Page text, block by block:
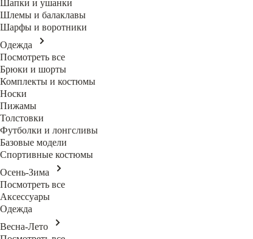
Шапки и ушанки
Шлемы и балаклавы
Шарфы и воротники
Одежда
Посмотреть все
Брюки и шорты
Комплекты и костюмы
Носки
Пижамы
Толстовки
Футболки и лонгсливы
Базовые модели
Спортивные костюмы
Осень-Зима
Посмотреть все
Аксессуары
Одежда
Весна-Лето